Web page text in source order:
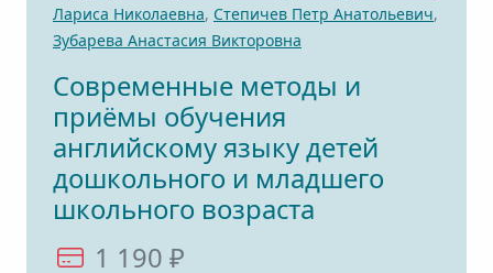
Лариса Николаевна, Степичев Петр Анатольевич,
Зубарева Анастасия Викторовна
Современные методы и
приёмы обучения
английскому языку детей
дошкольного и младшего
школьного возраста
1 190 ₽